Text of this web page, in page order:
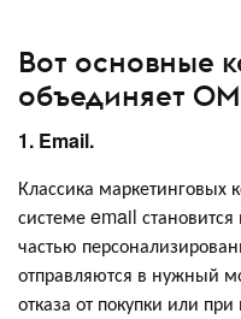
Вот основные
объединяет
1. Email.
Классика
системе email
частью
отправляются в нужный
отказа от покупки или